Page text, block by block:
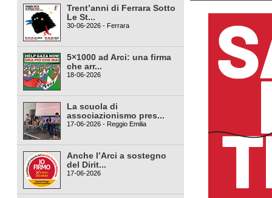
Trent’anni di Ferrara Sotto
Le St...
30-06-2026 - Ferrara
5×1000 ad Arci: una firma
che arr...
18-06-2026
La scuola di
associazionismo pres...
17-06-2026 - Reggio Emilia
Anche l’Arci a sostegno
del Dirit...
17-06-2026